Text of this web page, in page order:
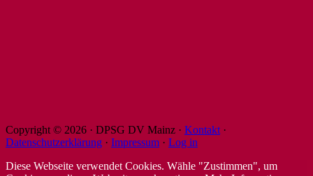
Copyright © 2026 · DPSG DV Mainz · Kontakt ·
Datenschutzerklärung · Impressum · Log in
Diese Webseite verwendet Cookies. Wähle "Zustimmen", um